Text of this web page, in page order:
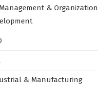
& Organization
& Manufacturing